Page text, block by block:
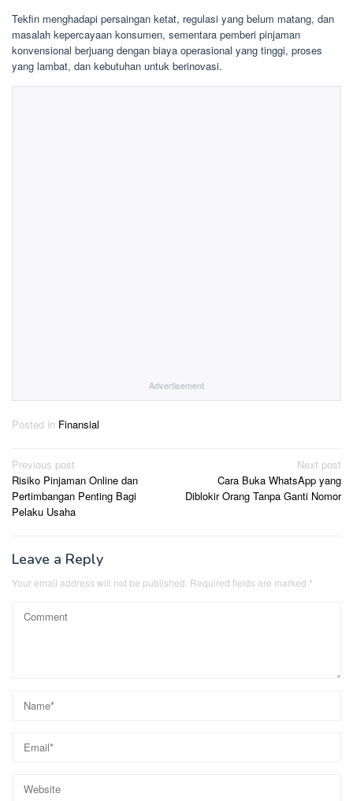
Tekfin menghadapi persaingan ketat, regulasi yang belum matang, dan
masalah kepercayaan konsumen, sementara pemberi pinjaman
konvensional berjuang dengan biaya operasional yang tinggi, proses
yang lambat, dan kebutuhan untuk berinovasi.
Advertisement
Posted in Finansial
Post
navigation
Previous post
Risiko Pinjaman Online dan
Pertimbangan Penting Bagi
Pelaku Usaha
Next post
Cara Buka WhatsApp yang
Diblokir Orang Tanpa Ganti Nomor
Leave a Reply
Your email address will not be published. Required fields are marked *